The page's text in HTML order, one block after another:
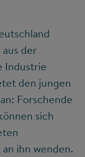
der
Industrie
den jungen
Forschende
sich
ihn wenden.